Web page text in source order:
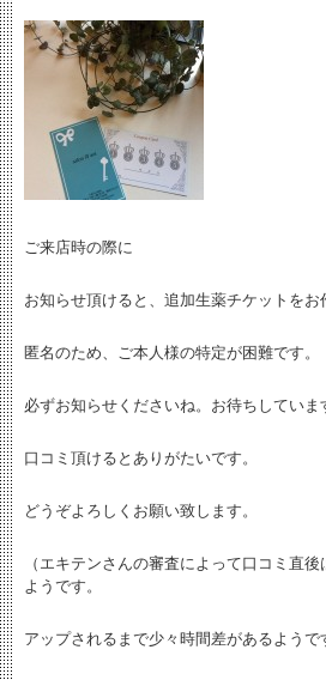
ご来店時の際に
お知らせ頂けると、追加生薬チケットをお
匿名のため、ご本人様の特定が困難です。
必ずお知らせくださいね。お待ちしていま
口コミ頂けるとありがたいです。
どうぞよろしくお願い致します。
（エキテンさんの審査によって口コミ直
ようです。
アップされるまで少々時間差があるようで